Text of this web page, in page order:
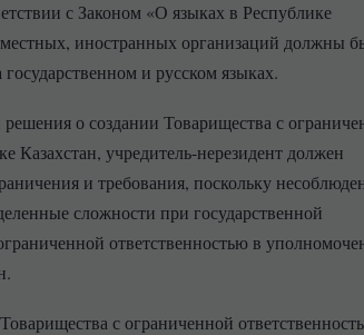
с Законом «О языках в Республике
иностранных организаций должны
и русском языках.
о создании Товарищества с
Казахстан, учредитель-нерезидент должен
и требования, поскольку
сложности при государственной
ответственностью в
с ограниченной